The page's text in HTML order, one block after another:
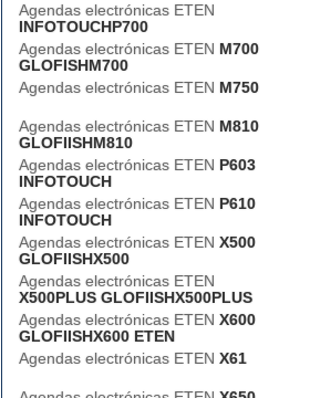
Agendas electrónicas ETEN
INFOTOUCHP700
Agendas electrónicas ETEN M700
GLOFISHM700
Agendas electrónicas ETEN M750
Agendas electrónicas ETEN M810
GLOFIISHM810
Agendas electrónicas ETEN P603
INFOTOUCH
Agendas electrónicas ETEN P610
INFOTOUCH
Agendas electrónicas ETEN X500
GLOFIISHX500
Agendas electrónicas ETEN
X500PLUS GLOFIISHX500PLUS
Agendas electrónicas ETEN X600
GLOFIISHX600 ETEN
Agendas electrónicas ETEN X61